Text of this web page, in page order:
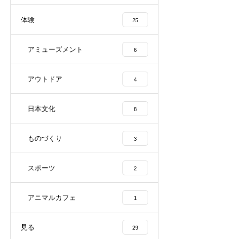
体験 25
アミューズメント 6
アウトドア 4
日本文化 8
ものづくり 3
スポーツ 2
アニマルカフェ 1
見る 29